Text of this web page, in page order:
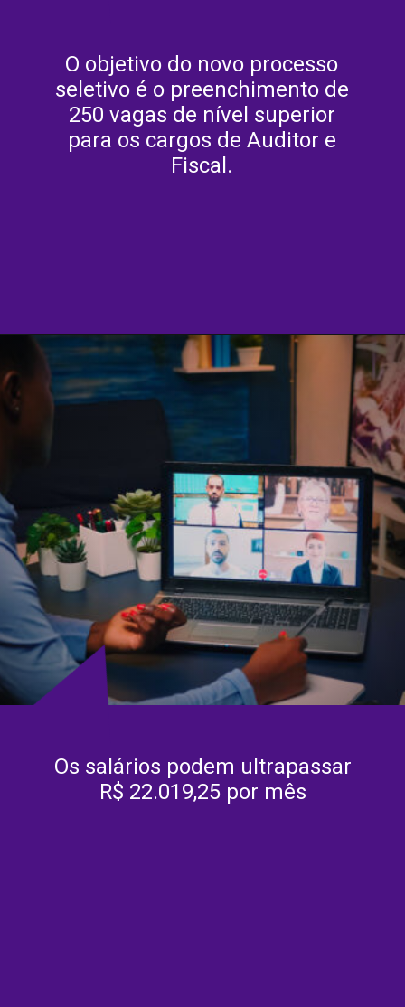
O objetivo do novo processo
seletivo é o preenchimento de
250 vagas de nível superior
para os cargos de Auditor e
Fiscal.
Os salários podem ultrapassar
R$ 22.019,25 por mês